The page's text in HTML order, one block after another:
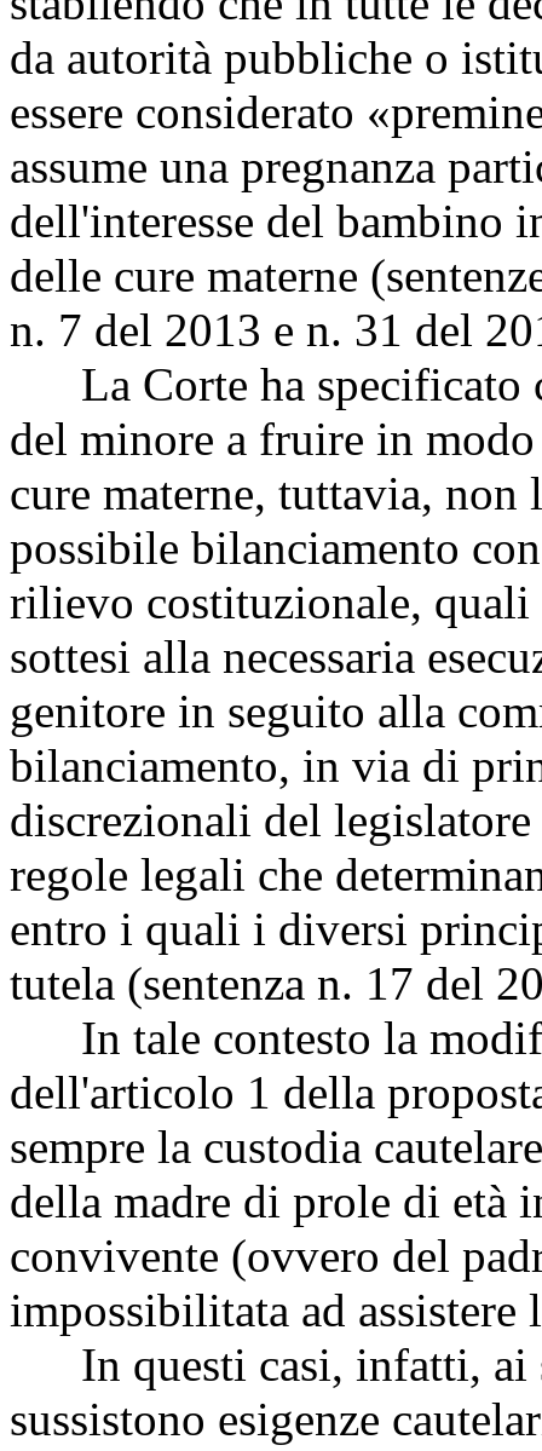
da autorità pubbliche o
essere considerato
assume una pregnanza
dell'interesse del bambino
delle cure materne
n. 7 del 2013 e n. 31 del
La Corte ha specificato
del minore a fruire in
cure materne, tuttavia, non
possibile bilanciamento
rilievo costituzionale,
sottesi alla necessaria
genitore in seguito alla
bilanciamento, in via di
discrezionali del
regole legali che
entro i quali i diversi
tutela (sentenza n. 17 del
In tale contesto la
dell'articolo 1 della
sempre la custodia
della madre di prole di età
convivente (ovvero del
impossibilitata ad assistere
In questi casi, infatti, ai
sussistono esigenze